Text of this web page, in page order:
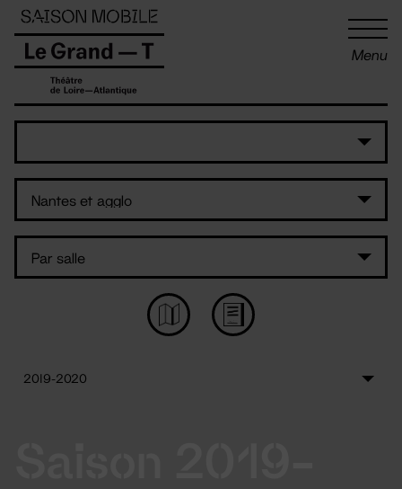
Menu
Panneau de gestion des cookies